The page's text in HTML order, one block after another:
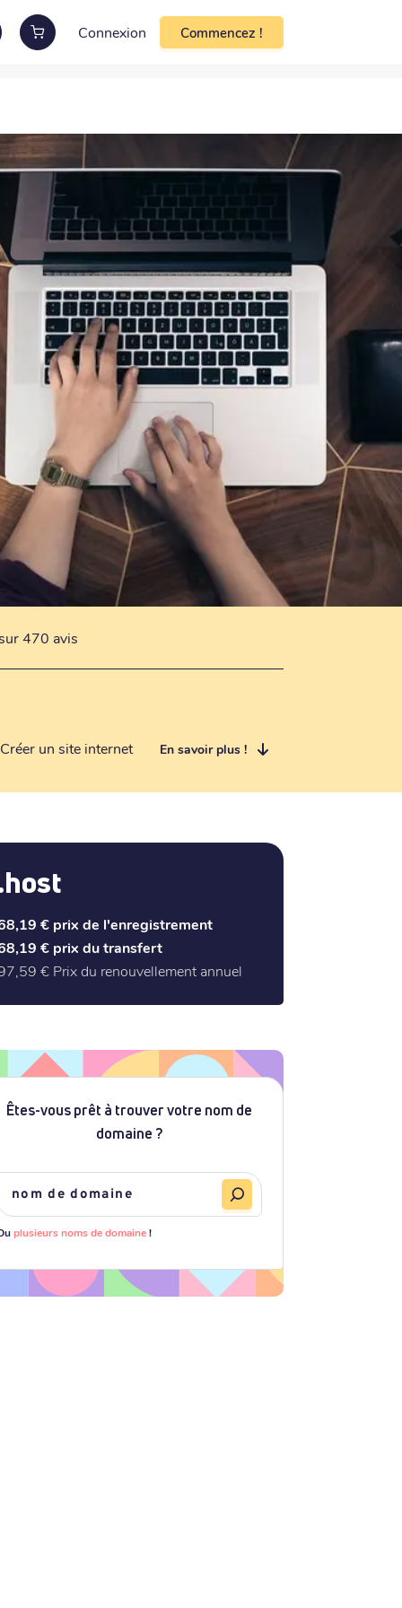
Connexion Commencez !
470 avis
Créer un site internet En savoir plus !
€ prix de l'enregistrement
€ prix du transfert
€ Prix du renouvellement annuel
Êtes-vous prêt à trouver votre nom de
domaine ?
plusieurs noms de domaine!